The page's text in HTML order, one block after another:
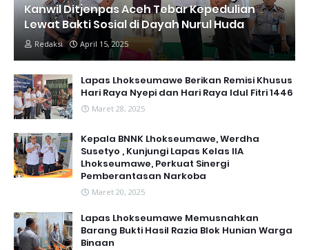
Kanwil Ditjenpas Aceh Tebar Kepedulian
Lewat Bakti Sosial di Dayah Nurul Huda
Redaksi April 15, 2025
Lapas Lhokseumawe Berikan Remisi Khusus
Hari Raya Nyepi dan Hari Raya Idul Fitri 1446
Maret 28, 2025
Kepala BNNK Lhokseumawe, Werdha
Susetyo , Kunjungi Lapas Kelas IIA
Lhokseumawe, Perkuat Sinergi
Pemberantasan Narkoba
Maret 20, 2025
Lapas Lhokseumawe Memusnahkan
Barang Bukti Hasil Razia Blok Hunian Warga
Binaan